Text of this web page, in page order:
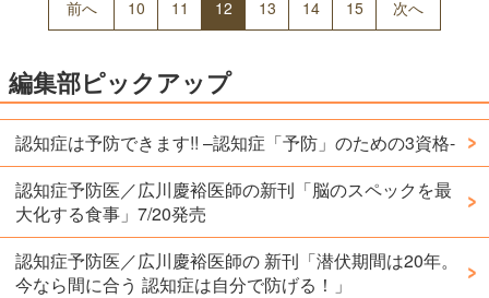
前へ 10 11 12 13 14 15 次へ
編集部ピックアップ
認知症は予防できます!! –認知症「予防」のための3資格-
認知症予防医／広川慶裕医師の新刊「脳のスペックを最
大化する食事」7/20発売
認知症予防医／広川慶裕医師の 新刊「潜伏期間は20年。
今なら間に合う 認知症は自分で防げる！」